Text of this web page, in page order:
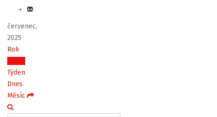
červenec,
2025
Rok
Měsíc
Týden
Dnes
Měsíc